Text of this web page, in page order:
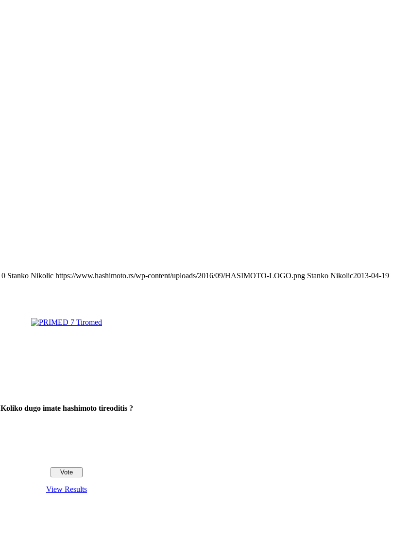
0 Stanko Nikolic https://www.hashimoto.rs/wp-content/uploads/2016/09/HASIMOTO-LOGO.png Stanko Nikolic2013-04-19
Koliko dugo imate hashimoto tireoditis ?
View Results